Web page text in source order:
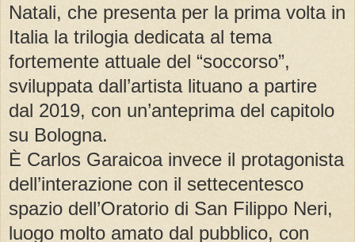
Natali, che presenta per la prima volta in
Italia la trilogia dedicata al tema
fortemente attuale del “soccorso”,
sviluppata dall’artista lituano a partire
dal 2019, con un’anteprima del capitolo
su Bologna.
È Carlos Garaicoa invece il protagonista
dell’interazione con il settecentesco
spazio dell’Oratorio di San Filippo Neri,
luogo molto amato dal pubblico, con